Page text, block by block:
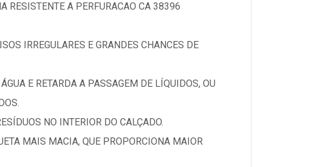
RESISTENTE A PERFURACAO CA 38396
IRREGULARES E GRANDES CHANCES DE
E RETARDA A PASSAGEM DE LÍQUIDOS, OU
NO INTERIOR DO CALÇADO.
MAIS MACIA, QUE PROPORCIONA MAIOR